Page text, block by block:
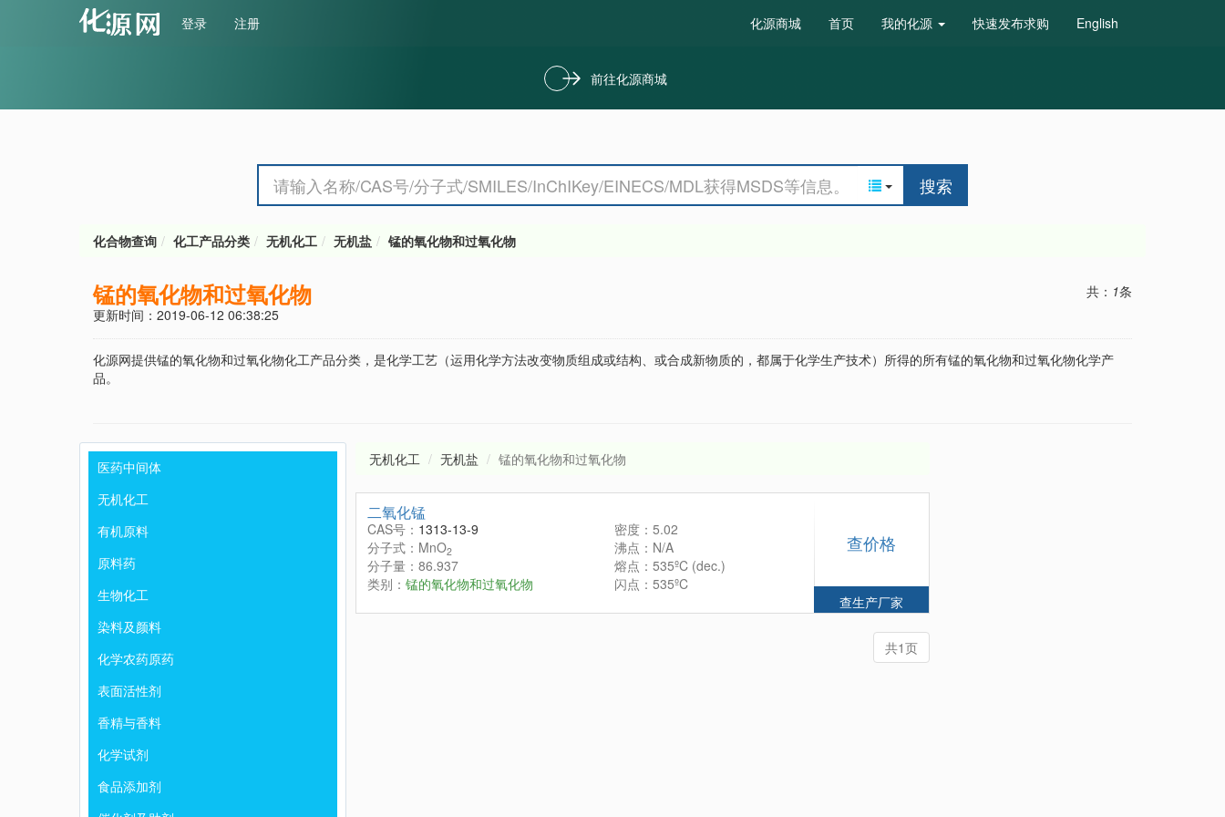
登录 注册 化源商城 首页 我的化源 快速发布求购 English
前往化源商城
搜索
化合物查询 化工产品分类 无机化工 无机盐 锰的氧化物和过氧化物
锰的氧化物和过氧化物 共： 1条
更新时间：2019-06-12 06:38:25
化源网提供锰的氧化物和过氧化物化工产品分类，是化学工艺（运用化学方法改变物质组成或结构、或合成新物质的，都属于化学生产技术）所得的所有锰的氧化物和过氧化物化学产
品。
医药中间体
无机化工
有机原料
原料药
生物化工
染料及颜料
化学农药原药
表面活性剂
香精与香料
化学试剂
食品添加剂
无机化工 无机盐 锰的氧化物和过氧化物
二氧化锰
CAS号： 1313-13-9
分子式：MnO2
分子量：86.937
类别： 锰的氧化物和过氧化物
密度：5.02
沸点：N/A
熔点：535ºC (dec.)
闪点：535ºC
查价格
查生产厂家
共1页